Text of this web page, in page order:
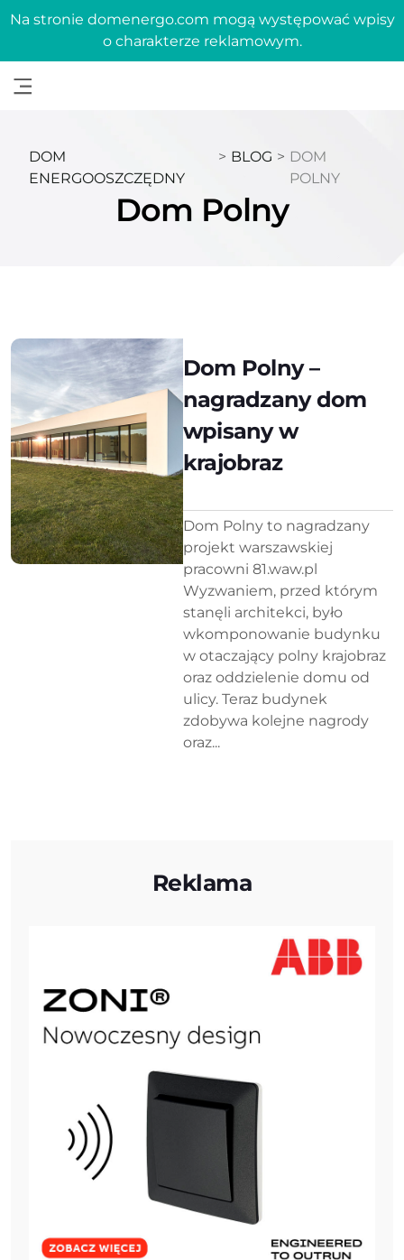
Na stronie domenergo.com mogą występować wpisy
o charakterze reklamowym.
DOM
ENERGOOSZCZĘDNY
> BLOG > DOM
POLNY
Dom Polny
Dom Polny –
nagradzany dom
wpisany w
krajobraz
Dom Polny to nagradzany
projekt warszawskiej
pracowni 81.waw.pl
Wyzwaniem, przed którym
stanęli architekci, było
wkomponowanie budynku
w otaczający polny krajobraz
oraz oddzielenie domu od
ulicy. Teraz budynek
zdobywa kolejne nagrody
oraz...
Reklama